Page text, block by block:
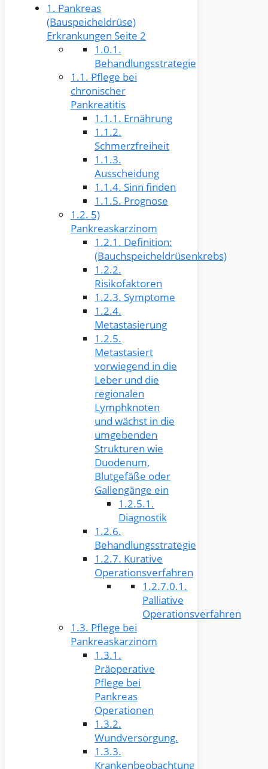
1. Pankreas
(Bauspeicheldrüse)
Erkrankungen Seite 2
1.0.1.
Behandlungsstrategie
1.1. Pflege bei
chronischer
Pankreatitis
1.1.1. Ernährung
1.1.2.
Schmerzfreiheit
1.1.3.
Ausscheidung
1.1.4. Sinn finden
1.1.5. Prognose
1.2. 5)
Pankreaskarzinom
1.2.1. Definition:
(Bauchspeicheldrüsenkrebs)
1.2.2.
Risikofaktoren
1.2.3. Symptome
1.2.4.
Metastasierung
1.2.5.
Metastasiert
vorwiegend in die
Leber und die
regionalen
Lymphknoten
und wächst in die
umgebenden
Strukturen wie
Duodenum,
Blutgefäße oder
Gallengänge ein
1.2.5.1.
Diagnostik
1.2.6.
Behandlungsstrategie
1.2.7. Kurative
Operationsverfahren
1.2.7.0.1.
Palliative
Operationsverfahren
1.3. Pflege bei
Pankreaskarzinom
1.3.1.
Präoperative
Pflege bei
Pankreas
Operationen
1.3.2.
Wundversorgung.
1.3.3.
Krankenbeobachtung